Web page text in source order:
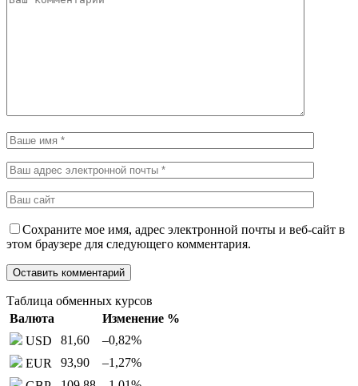
Сохраните мое имя, адрес электронной почты и веб-сайт в
этом браузере для следующего комментария.
Таблица обменных курсов
Валюта
Изменение %
USD
81,60 –0,82%
EUR
93,90 –1,27%